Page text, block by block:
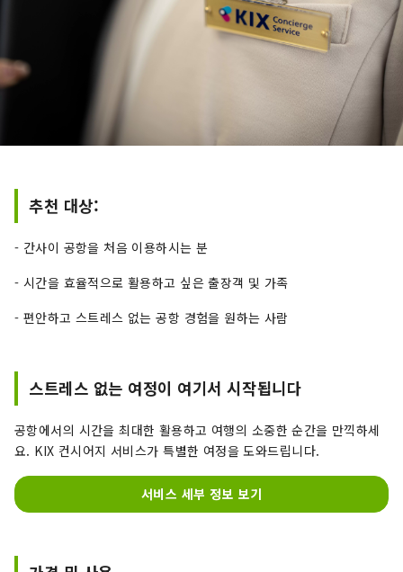
추천 대상:
- 간사이 공항을 처음 이용하시는 분
- 시간을 효율적으로 활용하고 싶은 출장객 및 가족
- 편안하고 스트레스 없는 공항 경험을 원하는 사람
스트레스 없는 여정이 여기서 시작됩니다
공항에서의 시간을 최대한 활용하고 여행의 소중한 순간을 만끽하세
요. KIX 컨시어지 서비스가 특별한 여정을 도와드립니다.
서비스 세부 정보 보기